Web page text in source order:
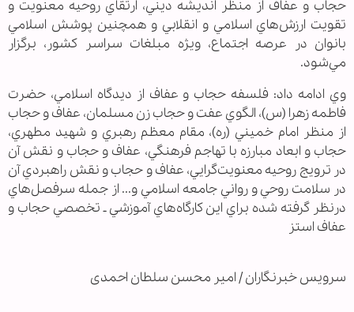
حجاب و عفاف از منظر انديشه‌ ديني، ارتقاي روحيه معنويت و
تقويت ارزش‌هاي اسلامي و انقلابي و همچنين پوشش اسلامي
بانوان در عرصه‌ اجتماع، ويژه‌ مبلغات سراسر كشور، برگزار
مي‌شود.
وي ادامه داد: فلسفه‌ حجاب و عفاف از ديدگاه اسلامي، حضرت
فاطمه زهرا (س)، الگوي عفت و حجاب زن مسلمان، عفاف و حجاب
از منظر امام خميني (ره)، مقام معظم رهبري و شهيد مطهري،
حجاب و ابعاد مبارزه با تهاجم فرهنگي، عفاف و حجاب و نقش آن
در ترويج روحيه‌ معنويت‌گرايي، عفاف و حجاب و نقش راهبردي آن
در سلامت روحي و رواني جامعه‌ اسلامي و... از جمله سرفصل‌هاي
درنظر گرفته شده براي اين كارگاه‌هاي آموزشي ـ تخصصي حجاب و
عفاف استز
سرويس خبرنگاران / امیر محسن سلطان احمدی